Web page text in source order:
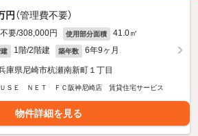
円 （管理費不要）
不要/308,000円 使用部分面積 41.0㎡
1階/2階建 築年数 6年9ヶ月
庫県尼崎市杭瀬南新町１丁目
ＵＳＥ ＮＥＴ ＦＣ阪神尼崎店 賃貸住宅サービス
物件詳細を見る